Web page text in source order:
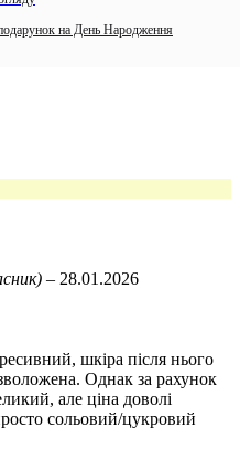
молекулярний розмір
що вона глибоко проникає в
ефективний рівень
м’яким, щоб зберегти шкірний
із переробленої
чисту вологу шкіру
крем після душу з
на День Народження
– 28.01.2026
шкіра після нього
Однак за рахунок
але ціна доволі
сольовий/цукровий